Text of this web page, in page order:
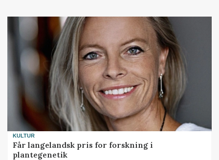
KULTUR
Får langelandsk pris for forskning i
plantegenetik